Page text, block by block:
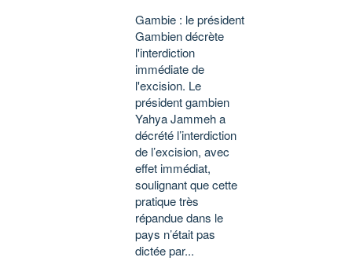
Gambie : le président
Gambien décrète
l'interdiction
immédiate de
l'excision. Le
président gambien
Yahya Jammeh a
décrété l’interdiction
de l’excision, avec
effet immédiat,
soulignant que cette
pratique très
répandue dans le
pays n’était pas
dictée par...